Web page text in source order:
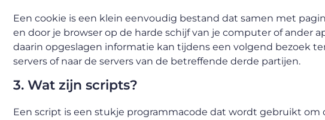
Een cookie is een klein eenvoudig bestand dat samen met
en door je browser op de harde schijf van je computer of ander
daarin opgeslagen informatie kan tijdens een volgend bezoek
servers of naar de servers van de betreffende derde partijen.
3. Wat zijn scripts?
Een script is een stukje programmacode dat wordt gebruikt om